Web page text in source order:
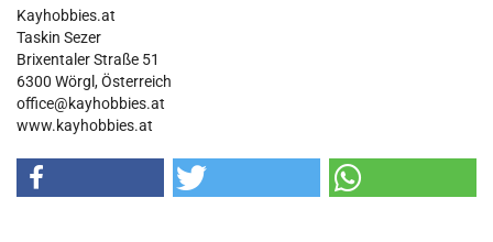
Kayhobbies.at
Taskin Sezer
Brixentaler Straße 51
6300 Wörgl, Österreich
office@kayhobbies.at
www.kayhobbies.at